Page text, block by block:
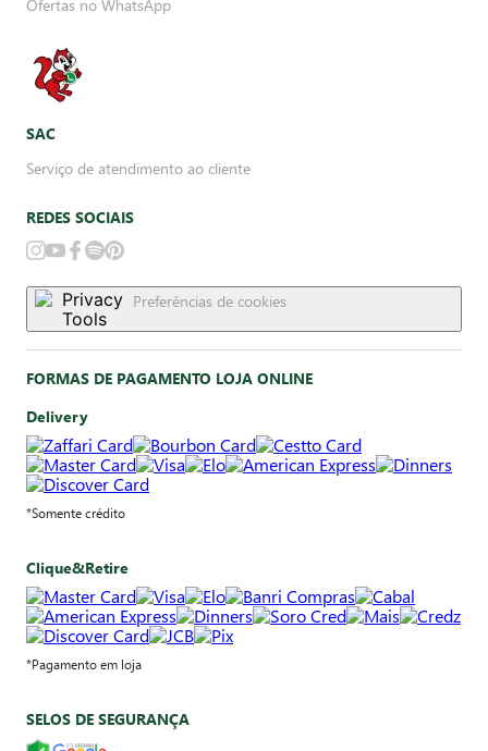
Ofertas no WhatsApp
SAC
Serviço de atendimento ao cliente
REDES SOCIAIS
Preferências de cookies
FORMAS DE PAGAMENTO LOJA ONLINE
Delivery
*Somente crédito
Clique&Retire
*Pagamento em loja
SELOS DE SEGURANÇA